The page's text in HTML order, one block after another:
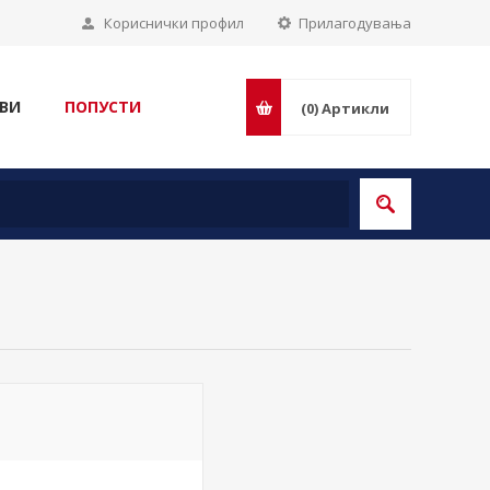
Прилагодувања
Кориснички профил
ПОПУСТИ (0)Артикли